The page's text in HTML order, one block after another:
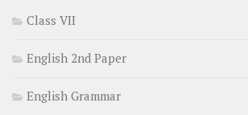
Class VII
English 2nd Paper
English Grammar